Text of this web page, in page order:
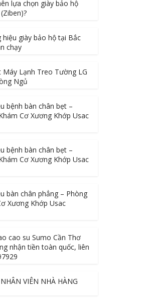
lựa chọn giày bảo hộ
hiệu giày bảo hộ tại Bắc
chạy
Máy Lạnh Treo Tường LG
Ngủ
bệnh bàn chân bẹt –
Cơ Xương Khớp Usac
bệnh bàn chân bẹt –
Cơ Xương Khớp Usac
bàn chân phẳng – Phòng
Xương Khớp Usac
cao su Sumo Cần Thơ
nhận tiền toàn quốc, liên
VIÊN NHÀ HÀNG